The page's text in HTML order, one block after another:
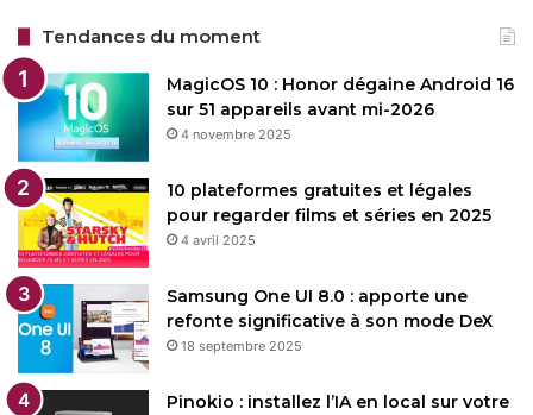
Tendances du moment
MagicOS 10 : Honor dégaine Android 16
sur 51 appareils avant mi-2026
4 novembre 2025
10 plateformes gratuites et légales
pour regarder films et séries en 2025
4 avril 2025
Samsung One UI 8.0 : apporte une
refonte significative à son mode DeX
18 septembre 2025
Pinokio : installez l’IA en local sur votre